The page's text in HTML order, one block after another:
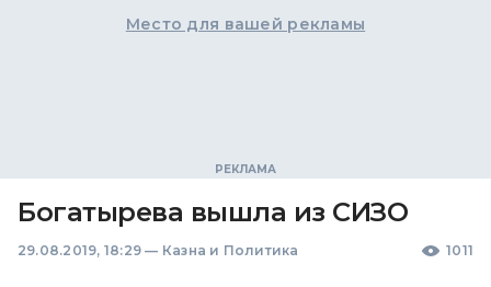
Место для вашей рекламы
Богатырева вышла из СИЗО
29.08.2019, 18:29 — Казна и Политика 1011